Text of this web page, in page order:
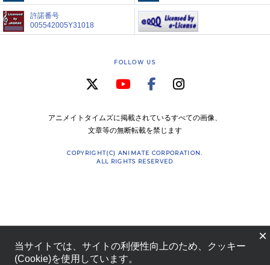
許諾番号
005542005Y31018
FOLLOW US
アニメイトタイムズに掲載されているすべての画像、
文章等の無断転載を禁じます
COPYRIGHT(C) ANIMATE CORPORATION.
ALL RIGHTS RESERVED
×
当サイトでは、サイトの利便性向上のため、クッキー
(Cookie)を使用しています。